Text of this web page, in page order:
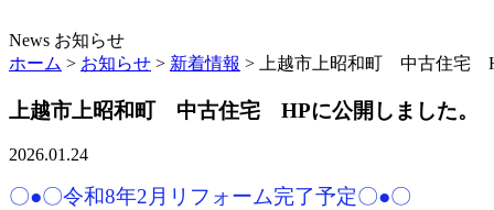
News お知らせ
ホーム > お知らせ > 新着情報 > 上越市上昭和町 中古住宅
上越市上昭和町 中古住宅 HPに公開しました。
2026.01.24
〇●〇令和8年2月リフォーム完了予定〇●〇